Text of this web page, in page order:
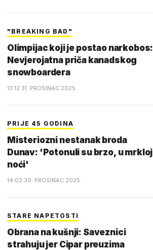
"BREAKING BAD"
Olimpijac koji je postao narkobos:
Nevjerojatna priča kanadskog
snowboardera
13:12 31. PROSINAC 2025.
PRIJE 45 GODINA
Misteriozni nestanak broda
Dunav: 'Potonuli su brzo, u mrkloj
noći'
14:02 30. PROSINAC 2025.
STARE NAPETOSTI
Obrana na kušnji: Saveznici
strahuju jer Cipar preuzima